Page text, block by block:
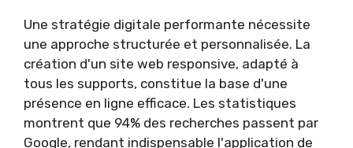
Une stratégie digitale performante nécessite
une approche structurée et personnalisée. La
création d'un site web responsive, adapté à
tous les supports, constitue la base d'une
présence en ligne efficace. Les statistiques
montrent que 94% des recherches passent par
Google, rendant indispensable l'application de